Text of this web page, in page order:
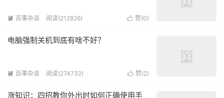
 赞(0)
 百事杂谈 阅读(212826)
电脑强制关机到底有啥不好？
 赞(2)
 百事杂谈 阅读(274732)
涨知识：四招教你外出时如何正确使用手